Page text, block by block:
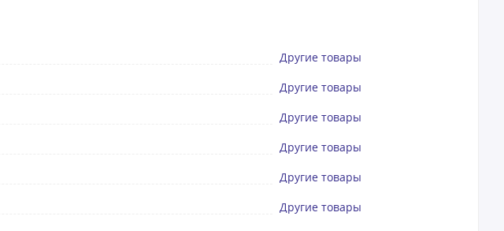
Другие товары
Другие товары
Другие товары
Другие товары
Другие товары
Другие товары